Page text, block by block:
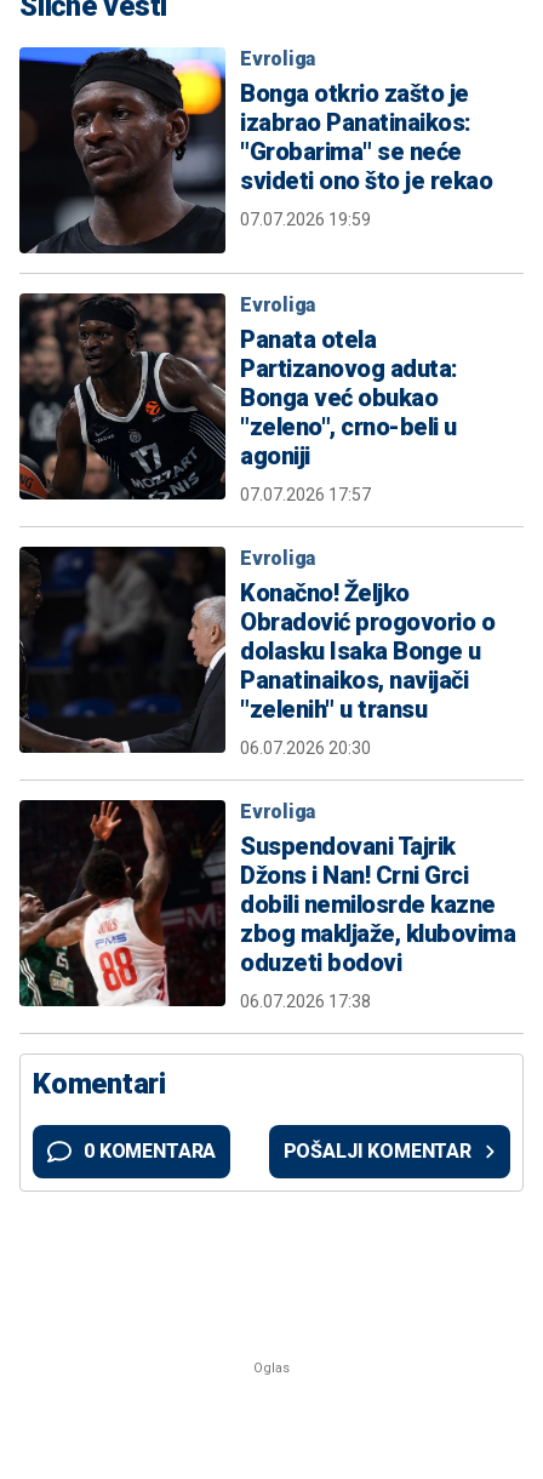
Evroliga
Bonga otkrio zašto je
izabrao Panatinaikos:
"Grobarima" se neće
svideti ono što je rekao
07.07.2026 19:59
Evroliga
Panata otela
Partizanovog aduta:
Bonga već obukao
"zeleno", crno-beli u
agoniji
07.07.2026 17:57
Evroliga
Konačno! Željko
Obradović progovorio o
dolasku Isaka Bonge u
Panatinaikos, navijači
"zelenih" u transu
06.07.2026 20:30
Evroliga
Suspendovani Tajrik
Džons i Nan! Crni Grci
dobili nemilosrde kazne
zbog makljaže, klubovima
oduzeti bodovi
06.07.2026 17:38
Komentari
0 KOMENTARA POŠALJI KOMENTAR